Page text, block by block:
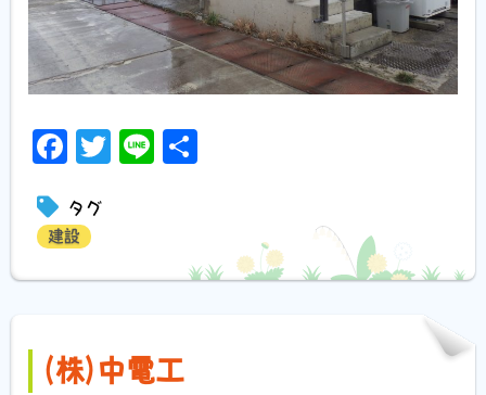
Facebook
Twitter
Line
タグ
建設
(株)中電工